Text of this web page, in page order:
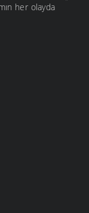
her olayda